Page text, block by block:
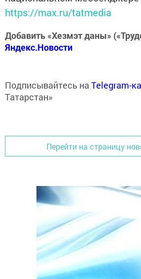
https://max.ru/tatmedia
Добавить «Хезмэт даны»
Яндекс.Новости
Подписывайтесь на Telegram-
Татарстан»
Перейти на страницу